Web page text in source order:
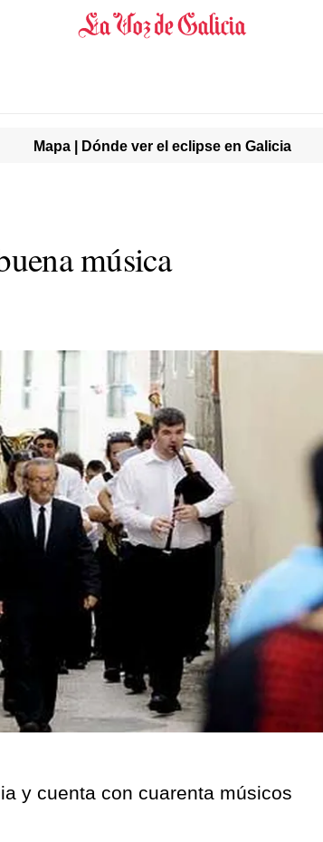
Mapa | Dónde ver el eclipse en Galicia
música
y cuenta con cuarenta músicos